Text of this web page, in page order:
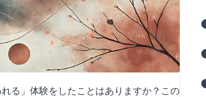
る」体験をしたことはありますか？この